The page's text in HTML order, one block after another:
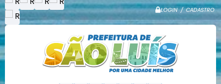
LOGIN / CADASTRO